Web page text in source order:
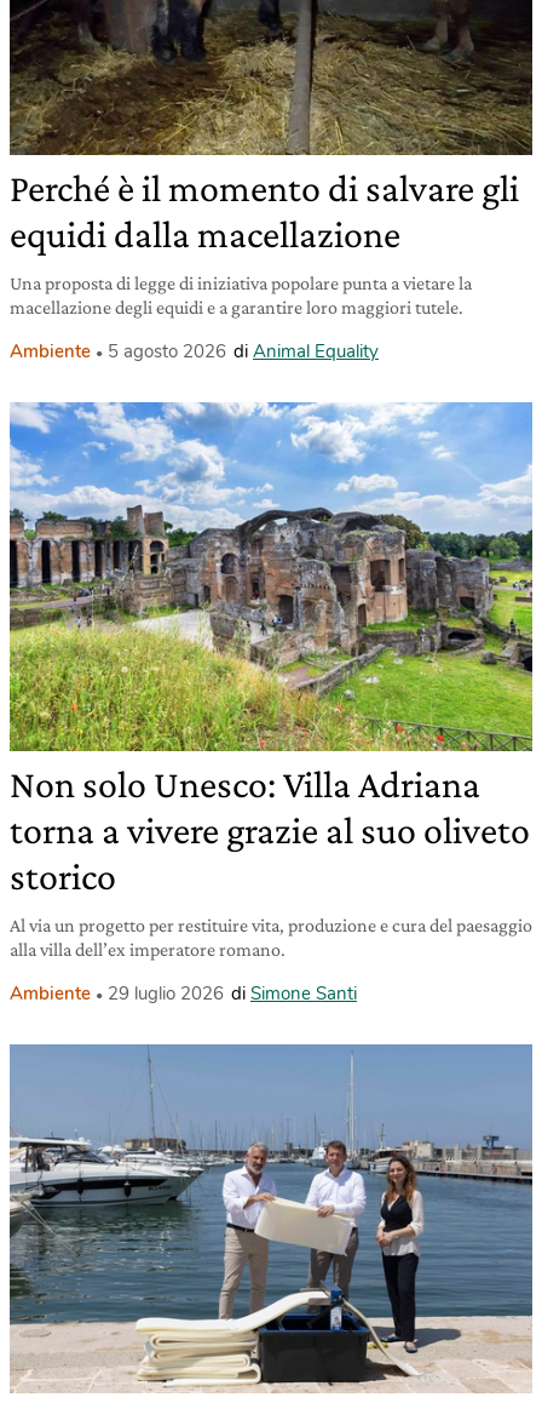
Perché è il momento di salvare gli
equidi dalla macellazione
Una proposta di legge di iniziativa popolare punta a vietare la
macellazione degli equidi e a garantire loro maggiori tutele.
Ambiente 5 agosto 2026 di Animal Equality
Non solo Unesco: Villa Adriana
torna a vivere grazie al suo oliveto
storico
Al via un progetto per restituire vita, produzione e cura del paesaggio
alla villa dell’ex imperatore romano.
Ambiente 29 luglio 2026 di Simone Santi